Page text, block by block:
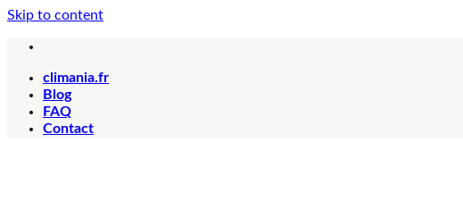
Skip to content
climania.fr
Blog
FAQ
Contact